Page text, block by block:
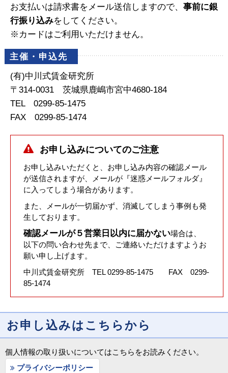
お支払いは請求書をメール送信しますので、 事前に銀
行振り込みをしてください。
※カードはご利用いただけません。
主催・申込先
(有)中川式賃金研究所
〒314-0031 茨城県鹿嶋市宮中4680-184
TEL 0299-85-1475
FAX 0299-85-1474
お申し込みについてのご注意
お申し込みいただくと、お申し込み内容の確認メール
が送信されますが、メールが『迷惑メールフォルダ』
に入ってしまう場合があります。
また、メールが一切届かず、消滅してしまう事例も発
生しております。
確認メールが５営業日以内に届かない場合は、
以下の問い合わせ先まで、ご連絡いただけますようお
願い申し上げます。
中川式賃金研究所 TEL 0299-85-1475 FAX 0299-
85-1474
お申し込みはこちらから
個人情報の取り扱いについてはこちらをお読みください。
プライバシーポリシー